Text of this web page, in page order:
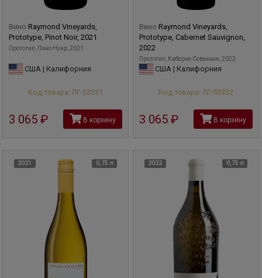
Вино Raymond Vineyards,
Prototype, Pinot Noir, 2021
Прототип, Пино Нуар, 2021
США | Калифорния
Код товара: ЛГ-53331
3 065 руб В корзину
Вино Raymond Vineyards,
Prototype, Cabernet Sauvignon,
2022
Прототип, Каберне Совиньон, 2022
США | Калифорния
Код товара: ЛГ-53332
3 065 руб В корзину
2021 0,75 л 2022 0,75 л